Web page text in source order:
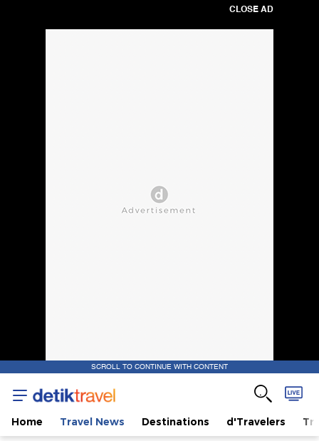
CLOSE AD
SCROLL TO CONTINUE WITH CONTENT
Home Travel News Destinations d'Travelers